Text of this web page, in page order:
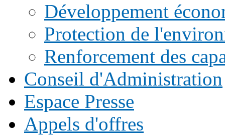
Développement
Protection de
Renforcement des
Conseil d'Administration
Espace Presse
Appels d'offres